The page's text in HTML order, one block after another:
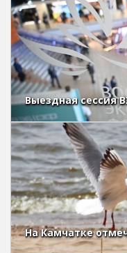
Выездная сессия
На Камчатке